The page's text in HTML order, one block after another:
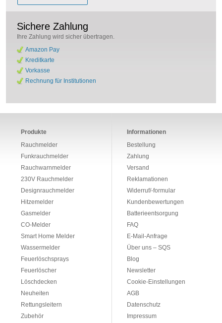
Sichere Zahlung
Ihre Zahlung wird sicher übertragen.
Amazon Pay
Kreditkarte
Vorkasse
Rechnung für Institutionen
Produkte
Rauchmelder
Funkrauchmelder
Rauchwarnmelder
230V Rauchmelder
Designrauchmelder
Hitzemelder
Gasmelder
CO-Melder
Smart Home Melder
Wassermelder
Feuerlöschsprays
Feuerlöscher
Löschdecken
Neuheiten
Rettungsleitern
Zubehör
Informationen
Bestellung
Zahlung
Versand
Reklamationen
Widerruf/-formular
Kundenbewertungen
Batterieentsorgung
FAQ
E-Mail-Anfrage
Über uns – SQS
Blog
Newsletter
Cookie-Einstellungen
AGB
Datenschutz
Impressum